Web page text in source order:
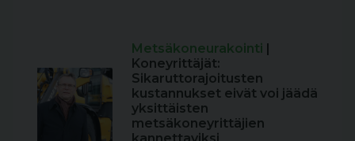
Metsäkoneurakointi |
Koneyrittäjät:
Sikaruttorajoitusten
kustannukset eivät voi jäädä
yksittäisten
metsäkoneyrittäjien
kannettaviksi